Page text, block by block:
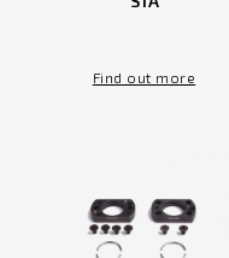
Find out more